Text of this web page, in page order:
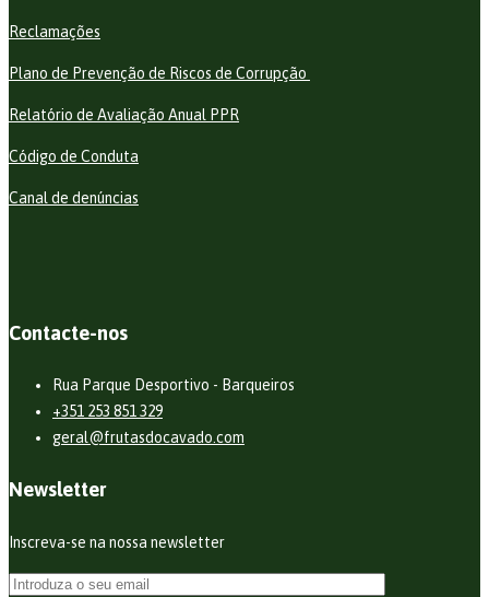
Reclamações
Plano de Prevenção de Riscos de Corrupção
Relatório de Avaliação Anual PPR
Código de Conduta
Canal de denúncias
Contacte-nos
Rua Parque Desportivo - Barqueiros
+351 253 851 329
geral@frutasdocavado.com
Newsletter
Inscreva-se na nossa newsletter